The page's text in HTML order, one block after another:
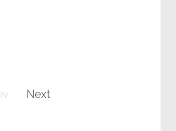
Next